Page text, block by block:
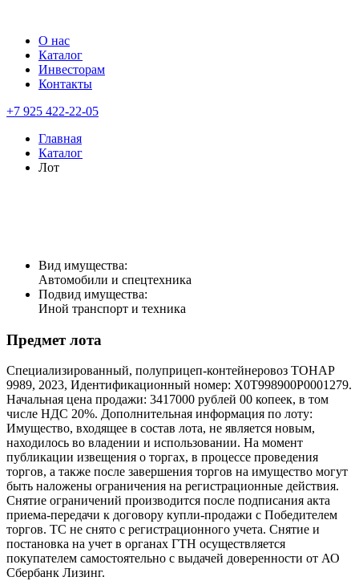
О нас
Каталог
Инвесторам
Контакты
+7 925 422-22-05
Главная
Каталог
Лот
Вид имущества:
Автомобили и спецтехника
Подвид имущества:
Иной транспорт и техника
Предмет лота
Специализированный, полуприцеп-контейнеровоз ТОНАР
9989, 2023, Идентификационный номер: X0T998900P0001279.
Начальная цена продажи: 3417000 рублей 00 копеек, в том
числе НДС 20%. Дополнительная информация по лоту:
Имущество, входящее в состав лота, не является новым,
находилось во владении и использовании. На момент
публикации извещения о торгах, в процессе проведения
торгов, а также после завершения торгов на имущество могут
быть наложены ограничения на регистрационные действия.
Снятие ограничений производится после подписания акта
приема-передачи к договору купли-продажи с Победителем
торгов. ТС не снято с регистрационного учета. Снятие и
постановка на учет в органах ГТН осуществляется
покупателем самостоятельно с выдачей доверенности от АО
Сбербанк Лизинг.